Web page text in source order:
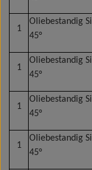
Bøjninger
Facon
1
Oliebestandig
45°
1
Oliebestandig
45°
1
Oliebestandig
45°
1
Oliebestandig
45°